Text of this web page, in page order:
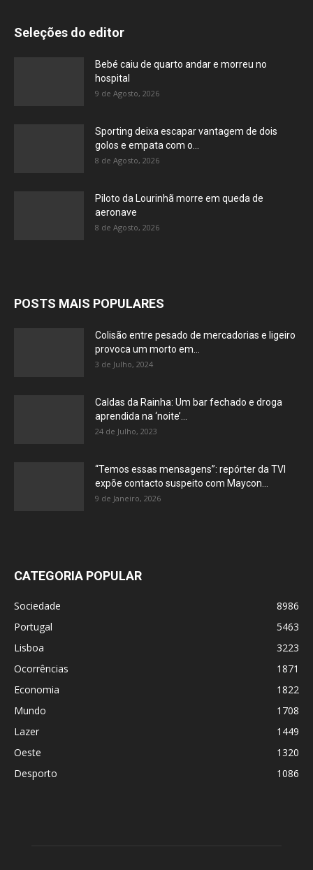
Seleções do editor
Bebé caiu de quarto andar e morreu no
hospital
9 de Agosto, 2026
Sporting deixa escapar vantagem de dois
golos e empata com o...
8 de Agosto, 2026
Piloto da Lourinhã morre em queda de
aeronave
8 de Agosto, 2026
POSTS MAIS POPULARES
Colisão entre pesado de mercadorias e ligeiro
provoca um morto em...
3 de Julho, 2024
Caldas da Rainha: Um bar fechado e droga
aprendida na ‘noite’...
24 de Julho, 2023
“Temos essas mensagens”: repórter da TVI
expõe contacto suspeito com Maycon...
9 de Janeiro, 2026
CATEGORIA POPULAR
Sociedade
8986
Portugal
5463
Lisboa
3223
Ocorrências
1871
Economia
1822
Mundo
1708
Lazer
1449
Oeste
1320
Desporto
1086